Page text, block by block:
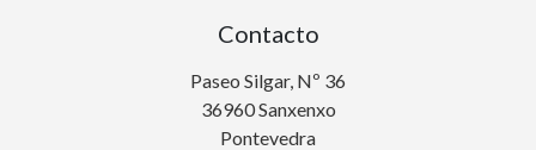
Contacto
Paseo Silgar, Nº 36
36960 Sanxenxo
Pontevedra